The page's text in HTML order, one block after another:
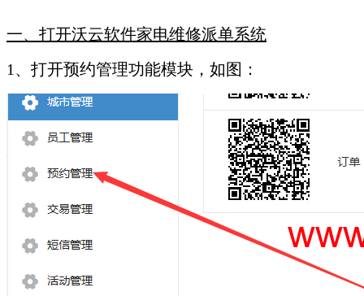
一、打开沃云软件家电维修派单系统
1、打开预约管理功能模块，如图：